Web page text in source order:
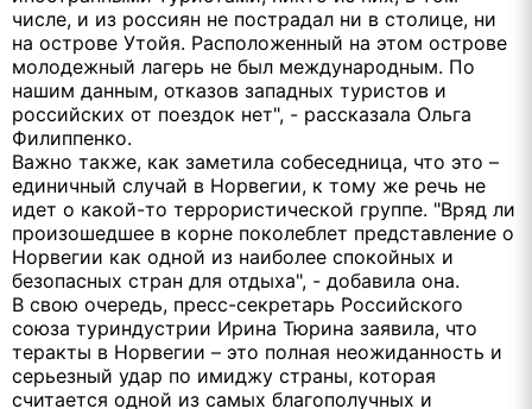
числе, и из россиян не пострадал ни в столице, ни
на острове Утойя. Расположенный на этом острове
молодежный лагерь не был международным. По
нашим данным, отказов западных туристов и
российских от поездок нет", - рассказала Ольга
Филиппенко.
Важно также, как заметила собеседница, что это –
единичный случай в Норвегии, к тому же речь не
идет о какой-то террористической группе. "Вряд ли
произошедшее в корне поколеблет представление о
Норвегии как одной из наиболее спокойных и
безопасных стран для отдыха", - добавила она.
В свою очередь, пресс-секретарь Российского
союза туриндустрии Ирина Тюрина заявила, что
теракты в Норвегии – это полная неожиданность и
серьезный удар по имиджу страны, которая
считается одной из самых благополучных и